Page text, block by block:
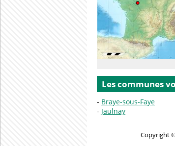
Les communes
Braye-sous-Faye
Jaulnay
Copyright